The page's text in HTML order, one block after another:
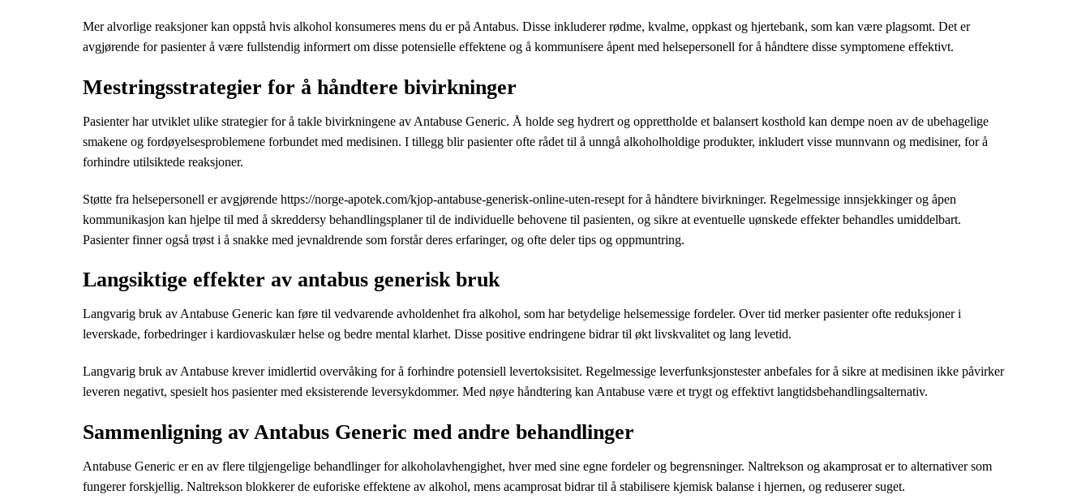
Mer alvorlige reaksjoner kan oppstå hvis alkohol konsumeres mens du er på Antabus. Disse inkluderer rødme, kvalme, oppkast og hjertebank, som kan være plagsomt. Det er
avgjørende for pasienter å være fullstendig informert om disse potensielle effektene og å kommunisere åpent med helsepersonell for å håndtere disse symptomene effektivt.
Mestringsstrategier for å håndtere bivirkninger
Pasienter har utviklet ulike strategier for å takle bivirkningene av Antabuse Generic. Å holde seg hydrert og opprettholde et balansert kosthold kan dempe noen av de ubehagelige
smakene og fordøyelsesproblemene forbundet med medisinen. I tillegg blir pasienter ofte rådet til å unngå alkoholholdige produkter, inkludert visse munnvann og medisiner, for å
forhindre utilsiktede reaksjoner.
Støtte fra helsepersonell er avgjørende https://norge-apotek.com/kjop-antabuse-generisk-online-uten-resept for å håndtere bivirkninger. Regelmessige innsjekkinger og åpen
kommunikasjon kan hjelpe til med å skreddersy behandlingsplaner til de individuelle behovene til pasienten, og sikre at eventuelle uønskede effekter behandles umiddelbart.
Pasienter finner også trøst i å snakke med jevnaldrende som forstår deres erfaringer, og ofte deler tips og oppmuntring.
Langsiktige effekter av antabus generisk bruk
Langvarig bruk av Antabuse Generic kan føre til vedvarende avholdenhet fra alkohol, som har betydelige helsemessige fordeler. Over tid merker pasienter ofte reduksjoner i
leverskade, forbedringer i kardiovaskulær helse og bedre mental klarhet. Disse positive endringene bidrar til økt livskvalitet og lang levetid.
Langvarig bruk av Antabuse krever imidlertid overvåking for å forhindre potensiell levertoksisitet. Regelmessige leverfunksjonstester anbefales for å sikre at medisinen ikke påvirker
leveren negativt, spesielt hos pasienter med eksisterende leversykdommer. Med nøye håndtering kan Antabuse være et trygt og effektivt langtidsbehandlingsalternativ.
Sammenligning av Antabus Generic med andre behandlinger
Antabuse Generic er en av flere tilgjengelige behandlinger for alkoholavhengighet, hver med sine egne fordeler og begrensninger. Naltrekson og akamprosat er to alternativer som
fungerer forskjellig. Naltrekson blokkerer de euforiske effektene av alkohol, mens acamprosat bidrar til å stabilisere kjemisk balanse i hjernen, og reduserer suget.